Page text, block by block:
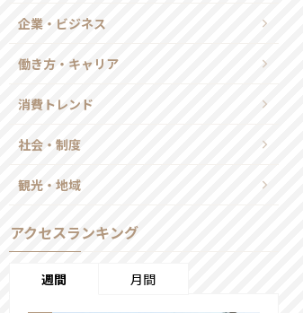
企業・ビジネス
働き方・キャリア
消費トレンド
社会・制度
観光・地域
アクセスランキング
週間 月間